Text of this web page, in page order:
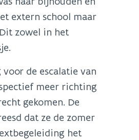
extern school maar
zowel in het
de escalatie van
meer richting
gekomen. De
dat ze de zomer
het